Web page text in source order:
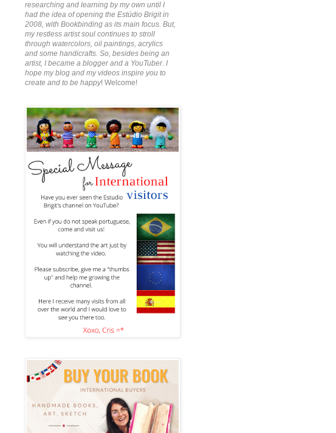
researching and learning by my own until I
had the idea of opening the Estúdio Brigit in
2008, with Bookbinding as its main focus. But,
my restless artist soul continues to stroll
through watercolors, oil paintings, acrylics
and some handicrafts. So, besides being an
artist, I became a blogger and a YouTuber. I
hope my blog and my videos inspire you to
create and to be happy! Welcome!